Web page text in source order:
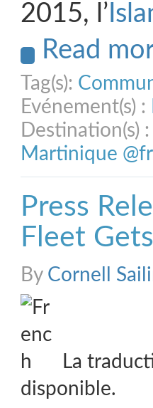
2015, l’
Read
Tag(s):
Evénement(s) :
Destination(s) :
Martinique @fr
Press
Fleet
By Cornell
La
disponible.